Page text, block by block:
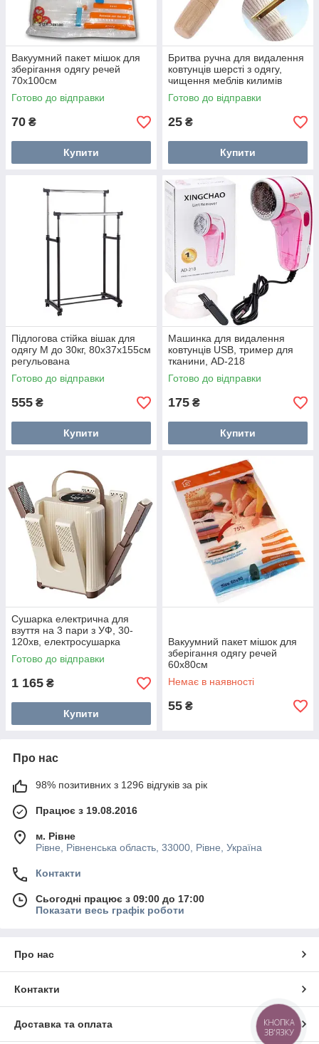
Вакуумний пакет мішок для
зберігання одягу речей
70x100см
Готово до відправки
70 ₴
Купити
Бритва ручна для видалення
ковтунців шерсті з одягу,
чищення меблів килимів
Готово до відправки
25 ₴
Купити
Підлогова стійка вішак для
одягу M до 30кг, 80x37x155см
регульована
Готово до відправки
555 ₴
Купити
Машинка для видалення
ковтунців USB, тример для
тканини, AD-218
Готово до відправки
175 ₴
Купити
Сушарка електрична для
взуття на 3 пари з УФ, 30-
120хв, електросушарка
Готово до відправки
1 165 ₴
Купити
Вакуумний пакет мішок для
зберігання одягу речей
60x80см
Немає в наявності
55 ₴
Про нас
98% позитивних з 1296 відгуків за рік
Працює з 19.08.2016
м. Рівне
Рівне, Рівненська область, 33000, Рівне, Україна
Контакти
Сьогодні працює з 09:00 до 17:00
Показати весь графік роботи
Про нас
Контакти
Доставка та оплата
КНОПКА
ЗВ'ЯЗКУ